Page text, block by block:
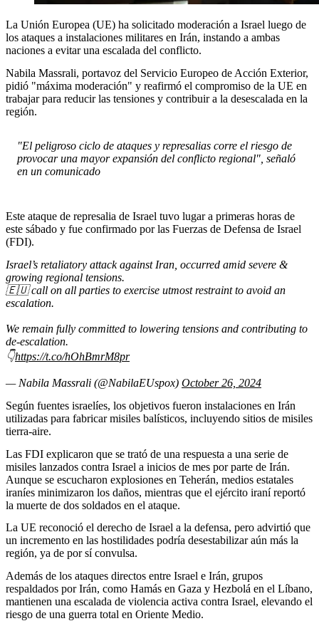
La Unión Europea (UE) ha solicitado moderación a Israel luego de
los ataques a instalaciones militares en Irán, instando a ambas
naciones a evitar una escalada del conflicto.
Nabila Massrali, portavoz del Servicio Europeo de Acción Exterior,
pidió "máxima moderación" y reafirmó el compromiso de la UE en
trabajar para reducir las tensiones y contribuir a la desescalada en la
región.
"El peligroso ciclo de ataques y represalias corre el riesgo de
provocar una mayor expansión del conflicto regional", señaló
en un comunicado
Este ataque de represalia de Israel tuvo lugar a primeras horas de
este sábado y fue confirmado por las Fuerzas de Defensa de Israel
(FDI).
Israel’s retaliatory attack against Iran, occurred amid severe &
growing regional tensions.
🇪🇺 call on all parties to exercise utmost restraint to avoid an
escalation.
We remain fully committed to lowering tensions and contributing to
de-escalation.
👇https://t.co/hOhBmrM8pr
— Nabila Massrali (@NabilaEUspox) October 26, 2024
Según fuentes israelíes, los objetivos fueron instalaciones en Irán
utilizadas para fabricar misiles balísticos, incluyendo sitios de misiles
tierra-aire.
Las FDI explicaron que se trató de una respuesta a una serie de
misiles lanzados contra Israel a inicios de mes por parte de Irán.
Aunque se escucharon explosiones en Teherán, medios estatales
iraníes minimizaron los daños, mientras que el ejército iraní reportó
la muerte de dos soldados en el ataque.
La UE reconoció el derecho de Israel a la defensa, pero advirtió que
un incremento en las hostilidades podría desestabilizar aún más la
región, ya de por sí convulsa.
Además de los ataques directos entre Israel e Irán, grupos
respaldados por Irán, como Hamás en Gaza y Hezbolá en el Líbano,
mantienen una escalada de violencia activa contra Israel, elevando el
riesgo de una guerra total en Oriente Medio.